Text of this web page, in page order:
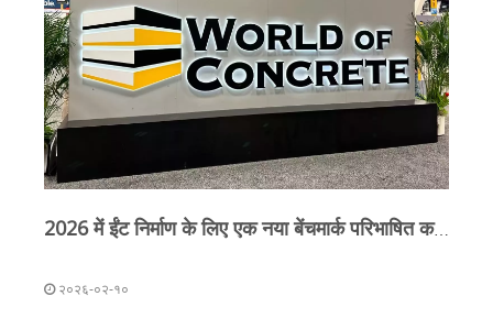
2026 में ईंट निर्माण के लिए एक नया बेंचमार्क परिभाषित करना: क्यूनफेंग मशीनरी की सर्वो इंटेलिजेंट विनिर्माण उपकरण की पूरी श्रृंखला ने यूएस कंक्रीट शो में एक भव्य शुरुआत की
२०२६-०२-१०